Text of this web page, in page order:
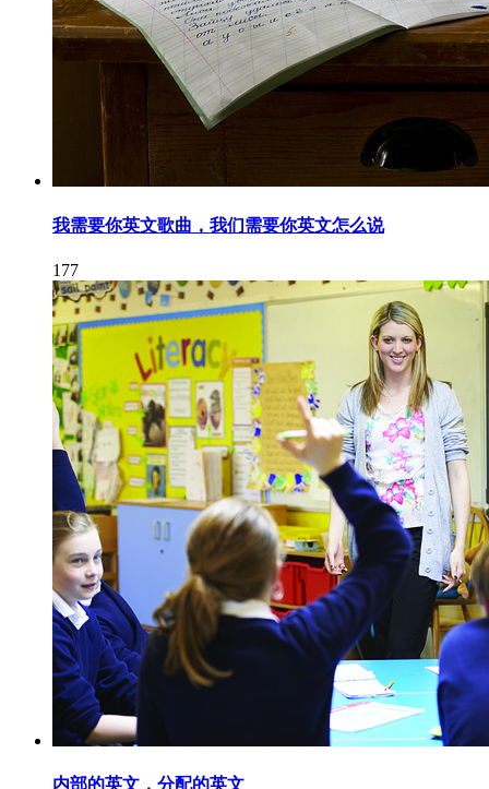
我需要你英文歌曲，我们需要你英文怎么说
177
内部的英文，分配的英文